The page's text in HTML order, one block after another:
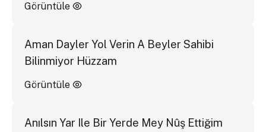
Görüntüle
Aman Dayler Yol Verin A Beyler Sahibi
Bilinmiyor Hüzzam
Görüntüle
Anılsın Yar Ile Bir Yerde Mey Nûş Ettiğim